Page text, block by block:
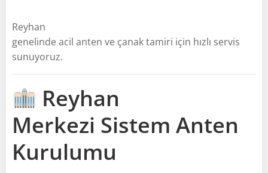
Reyhan
genelinde acil anten ve çanak tamiri için hızlı servis
sunuyoruz.
Reyhan
Merkezi Sistem Anten
Kurulumu